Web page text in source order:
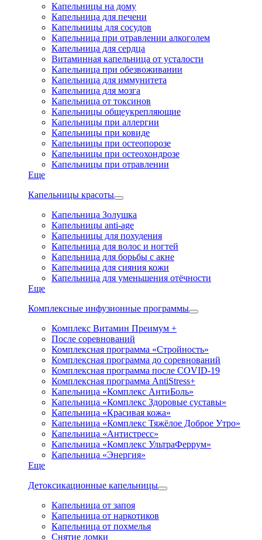
Капельницы на дому
Капельница для печени
Капельницы для сосудов
Капельница при отравлении алкоголем
Капельница для сердца
Витаминная капельница от усталости
Капельница при обезвоживании
Капельница для иммунитета
Капельница для мозга
Капельница от токсинов
Капельницы общеукрепляющие
Капельницы при аллергии
Капельницы при ковиде
Капельницы при остеопорозе
Капельницы при остеохондрозе
Капельницы при отравлении
Еще
Капельницы красоты
Капельница Золушка
Капельницы anti-age
Капельницы для похудения
Капельница для волос и ногтей
Капельница для борьбы с акне
Капельница для сияния кожи
Капельница для уменьшения отёчности
Еще
Комплексные инфузионные программы
Комплекс Витамин Преимум +
После соревнований
Комплексная программа «Стройность»
Комплексная программа до соревнований
Комплексная программа после COVID-19
Комплексная программа AntiStress+
Капельница «Комплекс АнтиБоль»
Капельница «Комплекс Здоровые суставы»
Капельница «Красивая кожа»
Капельница «Комплекс Тяжёлое Доброе Утро»
Капельница «Антистресс»
Капельница «Комплекс УльтраФеррум»
Капельница «Энергия»
Еще
Детоксикационные капельницы
Капельница от запоя
Капельница от наркотиков
Капельница от похмелья
Снятие ломки